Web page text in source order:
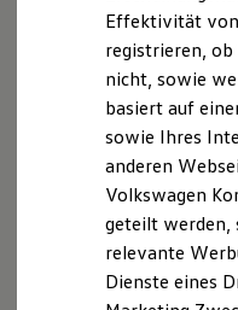
Batterie
Sicherheit
Garantie
Kosten und Kauf
E-Auto-
Software und
Die ID.
ID.
Digitale
Servicetermin
Serviceanfrage
Effektivität von
registrieren, ob
nicht, sowie
basiert auf
sowie Ihres
anderen
Volkswagen
geteilt werden,
relevante
Dienste eines